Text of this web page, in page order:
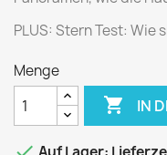
PLUS: Stern Test: Wie
Menge
 IN